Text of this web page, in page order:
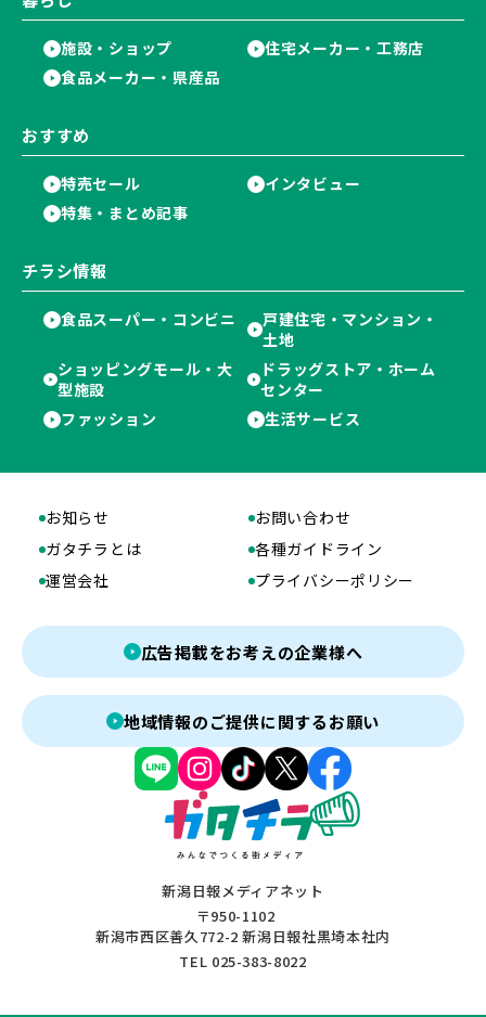
施設・ショップ
住宅メーカー・工務店
食品メーカー・県産品
おすすめ
特売セール
インタビュー
特集・まとめ記事
チラシ情報
食品スーパー・コンビニ
戸建住宅・マンション・
土地
ショッピングモール・大
型施設
ドラッグストア・ホーム
センター
ファッション
生活サービス
新潟日報メディアネット
〒950-1102
新潟市西区善久772-2 新潟日報社黒埼本社内
TEL 025-383-8022
お知らせ
お問い合わせ
ガタチラとは
各種ガイドライン
運営会社
プライバシーポリシー
広告掲載をお考えの企業様へ
地域情報のご提供に関するお願い